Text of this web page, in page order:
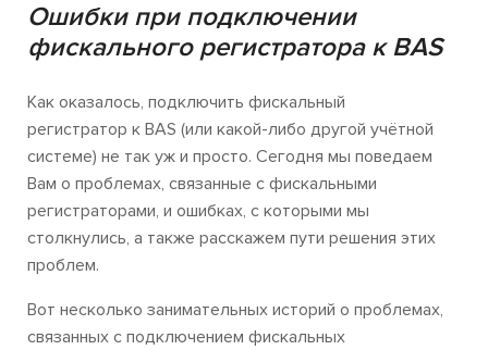
Ошибки при подключении
фискального регистратора к BAS
Как оказалось, подключить фискальный
регистратор к BAS (или какой-либо другой учётной
системе) не так уж и просто. Сегодня мы поведаем
Вам о проблемах, связанные с фискальными
регистраторами, и ошибках, с которыми мы
столкнулись, а также расскажем пути решения этих
проблем.
Вот несколько занимательных историй о проблемах,
связанных с подключением фискальных